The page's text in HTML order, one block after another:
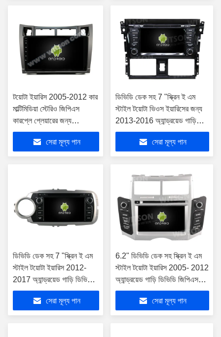
টয়োটা ইয়ারিস 2005-2012 কার
মাল্টিমিডিয়া স্টেরিও জিপিএস
কারপ্লে প্লেয়ারের জন্য
9"/10.1" স্ক্রীন
সেরা মূল্য পান
ডিভিডি ডেক সহ 7 "স্ক্রিন ই এম
স্টাইল টয়োটা ভিওস ইয়ারিসের জন্য
2013-2016 অ্যান্ড্রয়েড গাড়ি
ডিভিডি জিপিএস মাল্টিমিডিয়া স্টেরিও
সেরা মূল্য পান
ডিভিডি ডেক সহ 7 "স্ক্রিন ই এম
স্টাইল টয়োটা ইয়ারিস 2012-
2017 অ্যান্ড্রয়েড গাড়ি ডিভিডি
জিপিএস মাল্টিমিডিয়া স্টেরিওর জন্য
সেরা মূল্য পান
6.2" ডিভিডি ডেক সহ স্ক্রিন ই এম
স্টাইল টয়োটা ইয়ারিস 2005- 2012
অ্যান্ড্রয়েড গাড়ি ডিভিডি জিপিএস
মাল্টিমিডিয়া স্টেরিও
সেরা মূল্য পান